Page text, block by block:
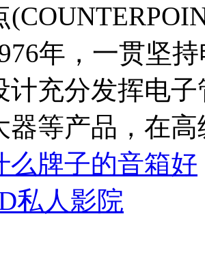
年，一贯坚
计充分发挥电
器等产品，在
么牌子的音箱好
私人影院